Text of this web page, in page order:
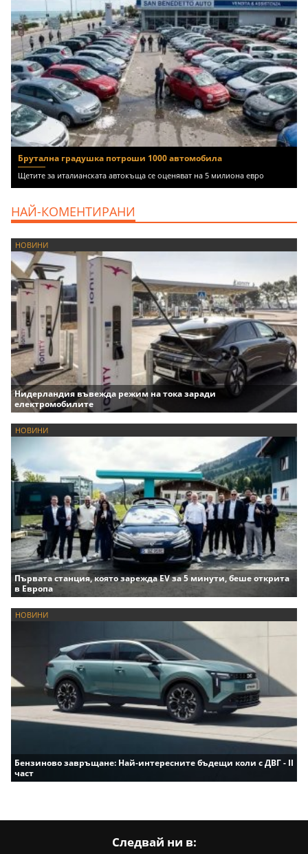
Брутална градушка потроши 1000 автомобила
Щетите за италианската автокъща се оценяват на 5 милиона евро
НАЙ-КОМЕНТИРАНИ
НОВИНИ
Нидерландия въвежда режим на тока заради
електромобилите
НОВИНИ
Първата станция, която зарежда EV за 5 минути, беше открита
в Европа
НОВИНИ
Бензиново завръщане: Най-интересните бъдещи коли с ДВГ - II
част
Следвай ни в: